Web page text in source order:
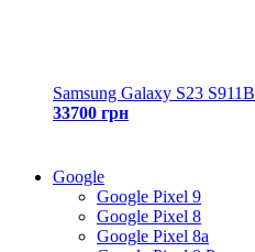
Samsung Galaxy S23 S911B
33700 грн
Google
Google Pixel 9
Google Pixel 8
Google Pixel 8a